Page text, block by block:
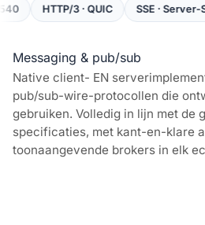
3 · QUIC SSE · Server-Sent
Messaging & pub/sub
Native client- EN
pub/sub-wire-protocollen die
gebruiken. Volledig in lijn met de
specificaties, met kant-en-klare
toonaangevende brokers in elk